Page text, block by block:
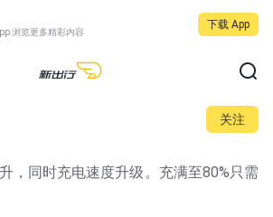
浏览更多精彩内容
下载 App
关注
，同时充电速度升级。充满至80%只需